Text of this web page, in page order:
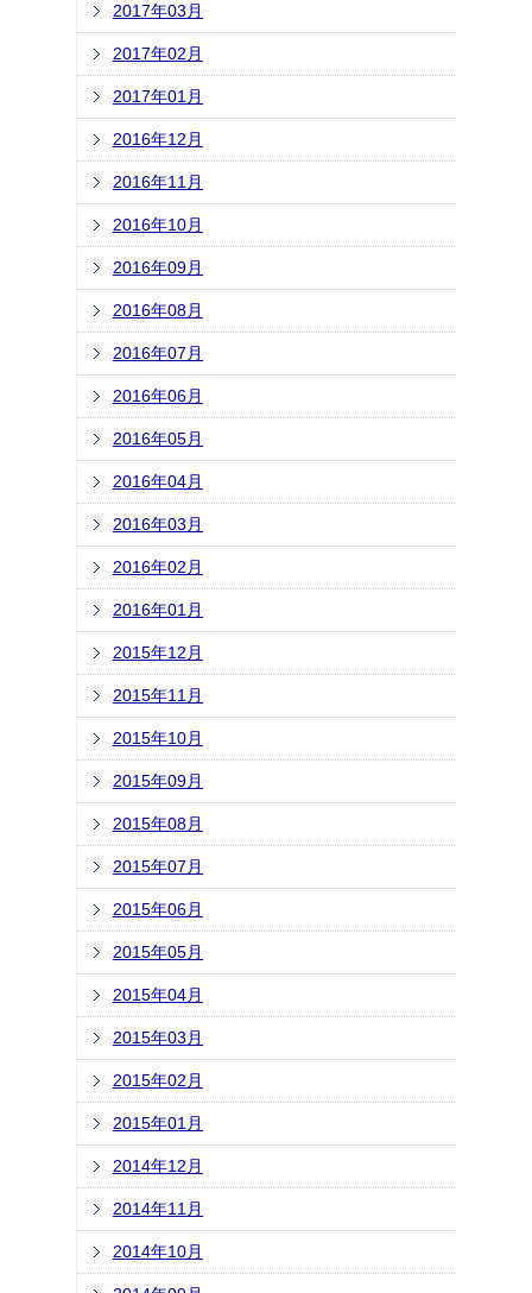
2017年03月
2017年02月
2017年01月
2016年12月
2016年11月
2016年10月
2016年09月
2016年08月
2016年07月
2016年06月
2016年05月
2016年04月
2016年03月
2016年02月
2016年01月
2015年12月
2015年11月
2015年10月
2015年09月
2015年08月
2015年07月
2015年06月
2015年05月
2015年04月
2015年03月
2015年02月
2015年01月
2014年12月
2014年11月
2014年10月